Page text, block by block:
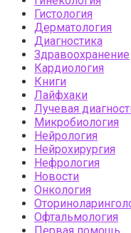
Гистология
Дерматология
Диагностика
Здравоохранение
Кардиология
Книги
Лайфхаки
Лучевая
Микробиология
Нейрология
Нейрохирургия
Нефрология
Новости
Онкология
Офтальмология